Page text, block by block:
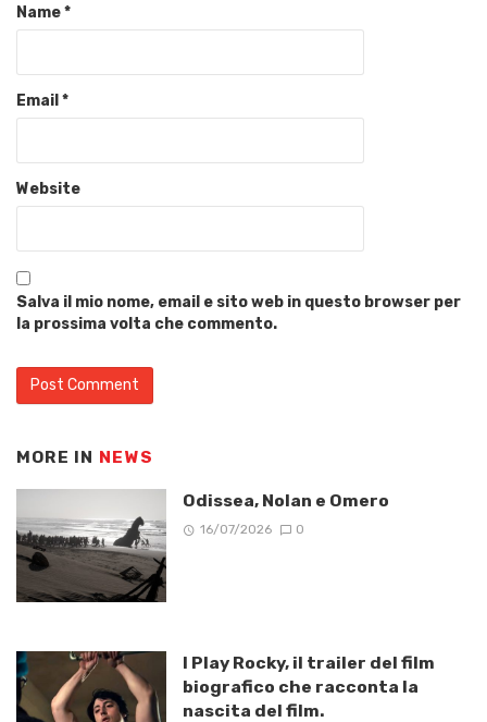
Name*
Email*
Website
Salva il mio nome, email e sito web in questo browser per
la prossima volta che commento.
MORE IN NEWS
Odissea, Nolan e Omero
16/07/2026 0
I Play Rocky, il trailer del film
biografico che racconta la
nascita del film.